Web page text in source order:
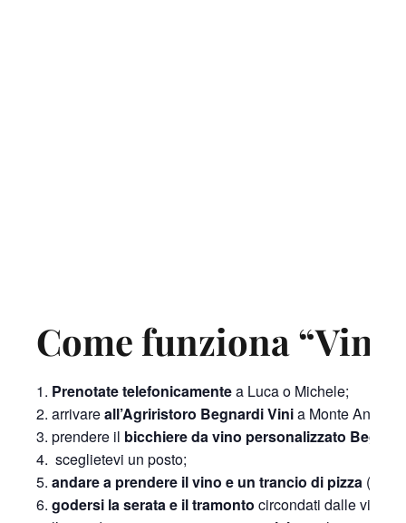
Come funziona “Vino
Prenotate telefonicamentea Luca o Michele;
arrivareall’Agriristoro Begnardi Vinia Monte Antico
prendere il bicchiere da vino personalizzato
sceglietevi un posto;
andare a prendere il vino e un trancio di pizza
godersi la serata e il tramonto circondati dalle vigne